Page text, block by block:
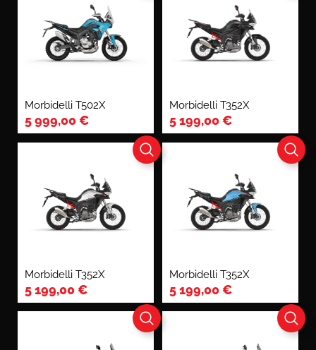
Morbidelli T502X
5 999,00€
Morbidelli T352X
5 199,00€
Morbidelli T352X
5 199,00€
Morbidelli T352X
5 199,00€